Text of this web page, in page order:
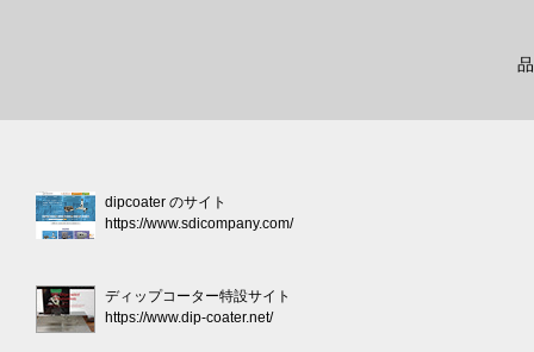
dipcoater のサイト
https://www.sdicompany.com/
ディップコーター特設サイト
https://www.dip-coater.net/